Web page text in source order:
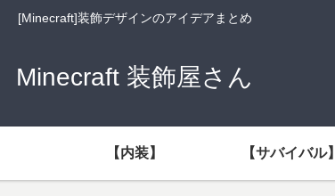
[Minecraft]装飾デザインのアイデアまとめ
Minecraft 装飾屋さん
【内装】 【サバイバル】